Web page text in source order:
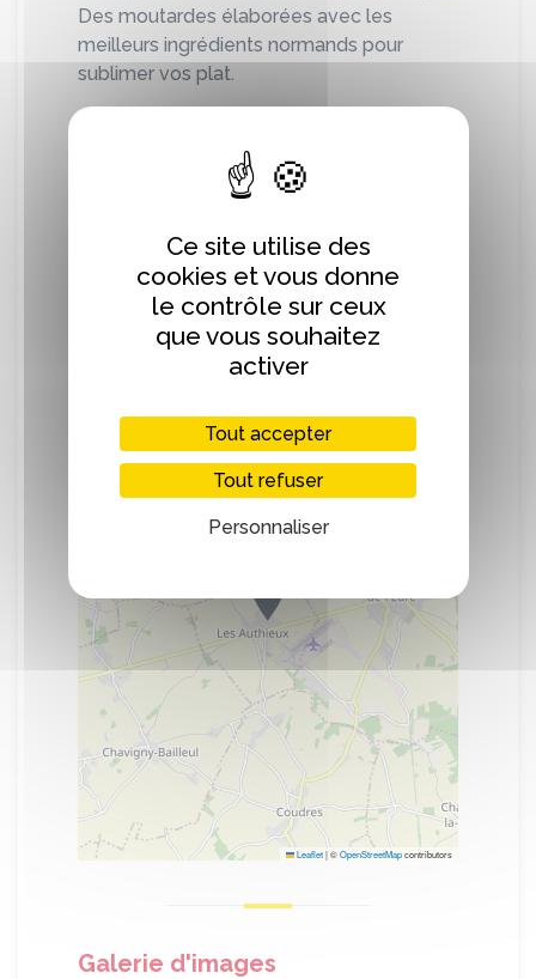
Des moutardes élaborées avec les
meilleurs ingrédients normands pour
sublimer vos plat.
curcuma, à l'estragon, au vinaigre
balsamique, au miel, au Calvados,
Localisation
Leaflet|©OpenStreetMapcontributors
Galerie d'images
Ce site utilise des
cookies et vous donne
le contrôle sur ceux
que vous souhaitez
activer
Tout accepter
Tout refuser
Personnaliser